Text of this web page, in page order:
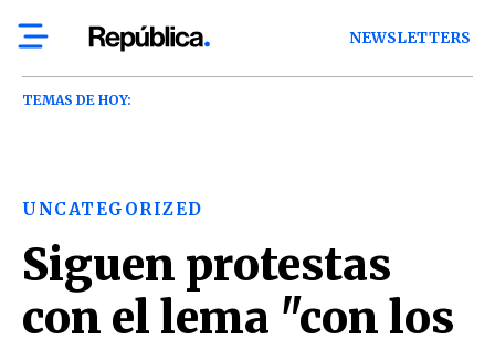
NEWSLETTERS
TEMAS DE HOY:
UNCATEGORIZED
Siguen protestas
con el lema "con los